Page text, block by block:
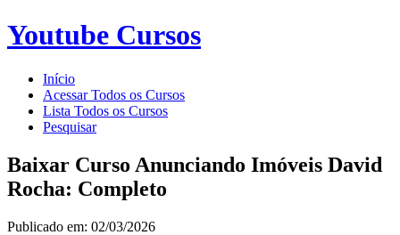
Youtube Cursos
Início
Acessar Todos os Cursos
Lista Todos os Cursos
Pesquisar
Baixar Curso Anunciando Imóveis David
Rocha: Completo
Publicado em: 02/03/2026